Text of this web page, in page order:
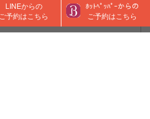
LINEからの
ご予約はこちら
ﾎｯﾄﾍﾟｯﾊﾟｰからの
ご予約はこちら